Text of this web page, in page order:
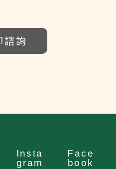
諮詢
Insta
gram
Face
book